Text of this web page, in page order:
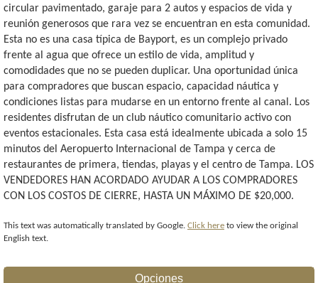
circular pavimentado, garaje para 2 autos y espacios de vida y
reunión generosos que rara vez se encuentran en esta comunidad.
Esta no es una casa típica de Bayport, es un complejo privado
frente al agua que ofrece un estilo de vida, amplitud y
comodidades que no se pueden duplicar. Una oportunidad única
para compradores que buscan espacio, capacidad náutica y
condiciones listas para mudarse en un entorno frente al canal. Los
residentes disfrutan de un club náutico comunitario activo con
eventos estacionales. Esta casa está idealmente ubicada a solo 15
minutos del Aeropuerto Internacional de Tampa y cerca de
restaurantes de primera, tiendas, playas y el centro de Tampa. LOS
VENDEDORES HAN ACORDADO AYUDAR A LOS COMPRADORES
CON LOS COSTOS DE CIERRE, HASTA UN MÁXIMO DE $20,000.
This text was automatically translated by Google. Click here to view the original
English text.
Opciones